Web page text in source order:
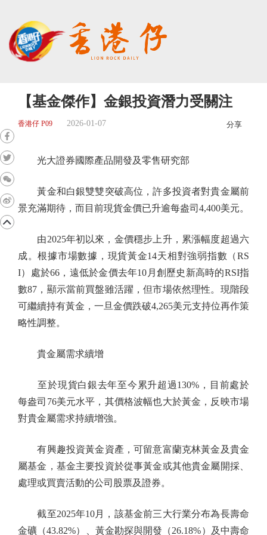
【基金傑作】金銀投資潛力受關注
香港仔 P09 2026-01-07 分享
光大證券國際產品開發及零售研究部
黃金和白銀雙雙突破高位，許多投資者對貴金屬前
景充滿期待，而目前現貨金價已升逾每盎司4,400美元。
由2025年初以來，金價穩步上升，累漲幅度超過六
成。根據市場數據，現貨黃金14天相對強弱指數（RS
I）處於66，遠低於金價去年10月創歷史新高時的RSI指
數87，顯示當前買盤雖活躍，但市場依然理性。現階段
可繼續持有黃金，一旦金價跌破4,265美元支持位再作策
略性調整。
貴金屬需求續增
至於現貨白銀去年至今累升超過130%，目前處於
每盎司76美元水平，其價格波幅也大於黃金，反映市場
對貴金屬需求持續增強。
有興趣投資黃金資產，可留意富蘭克林黃金及貴金
屬基金，基金主要投資於從事黃金或其他貴金屬開採、
處理或買賣活動的公司股票及證券。
截至2025年10月，該基金前三大行業分布為長壽命
金礦（43.82%）、黃金勘探與開發（26.18%）及中壽命